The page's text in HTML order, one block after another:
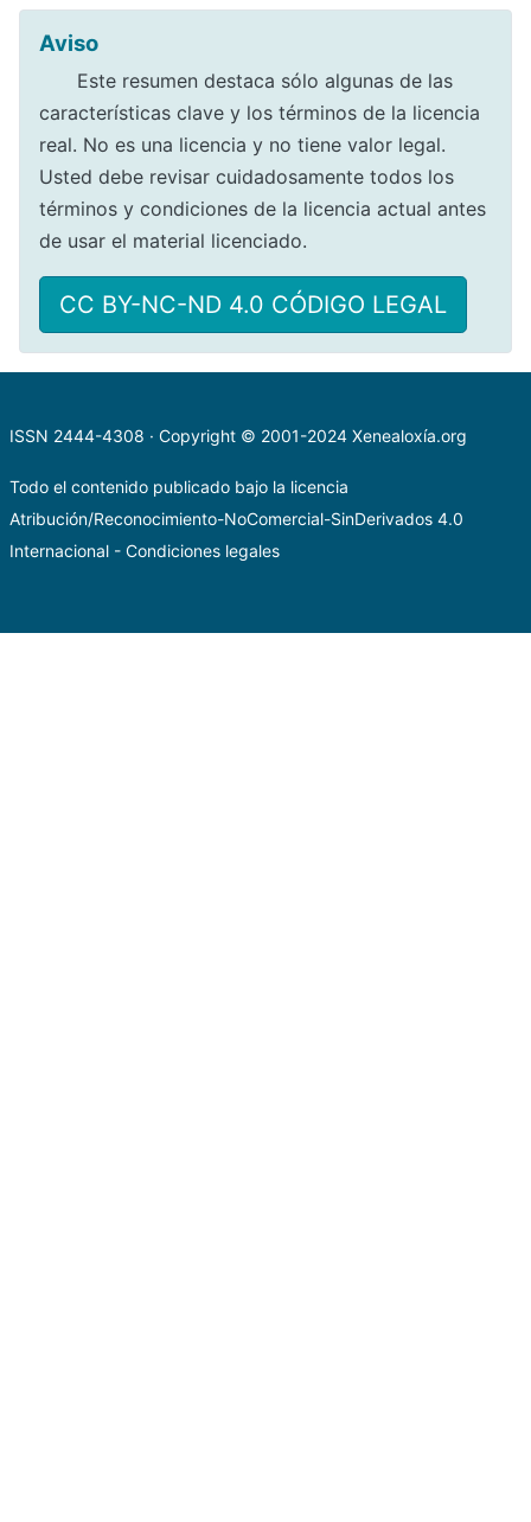
Aviso
Este resumen destaca sólo algunas de las
características clave y los términos de la licencia
real. No es una licencia y no tiene valor legal.
Usted debe revisar cuidadosamente todos los
términos y condiciones de la licencia actual antes
de usar el material licenciado.
CC BY-NC-ND 4.0 CÓDIGO LEGAL
ISSN 2444-4308 · Copyright © 2001-2024 Xenealoxía.org
Todo el contenido publicado bajo la licencia
Atribución/Reconocimiento-NoComercial-SinDerivados 4.0
Internacional - Condiciones legales